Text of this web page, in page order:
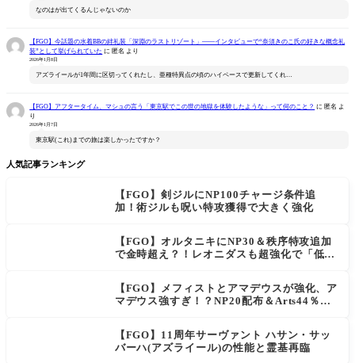
なのはが出てくるんじゃないのか
【FGO】今話題の水着BBの絆礼装「深淵のラストリゾート」――インタビューで“奈須きのこ氏の好きな概念礼
装”として挙げられていた に 匿名 より
2026年1月8日
アズライールが1年間に区切ってくれたし、亜種特異点の頃のハイペースで更新してくれ…
【FGO】アフタータイム、マシュの言う「東京駅でこの世の地獄を体験したような」って何のこと？ に 匿名 よ
り
2026年1月7日
東京駅(これ)までの旅は楽しかったですか？
人気記事ランキング
【FGO】剣ジルにNP100チャージ条件追
加！術ジルも呪い特攻獲得で大きく強化
【FGO】オルタニキにNP30＆秩序特攻追加
で金時超え？！レオニダスも超強化で「低レ
【FGO】メフィストとアマデウスが強化、ア
マデウス強すぎ！？NP20配布＆Arts44％強
【FGO】11周年サーヴァント ハサン・サッ
バーハ(アズライール)の性能と霊基再臨